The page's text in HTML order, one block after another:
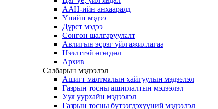
ААН-ийн анхааралд
Үнийн мэдээ
Дүрст мэдээ
Сонгон шалгаруулалт
Авлигын эсрэг үйл ажиллагаа
Нээлттэй өгөгдөл
Архив
Салбарын мэдээлэл
Ашигт малтмалын хайгуулын мэдээлэл
Газрын тосны ашиглалтын мэдээлэл
Уул уурхайн мэдээлэл
Газрын тосны бүтээгдэхүүний мэдээлэл